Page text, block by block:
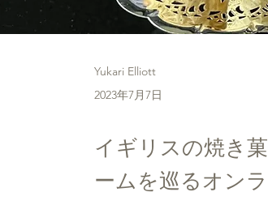
Yukari Elliott
2023年7月7日
イギリスの焼き
ームを巡るオン